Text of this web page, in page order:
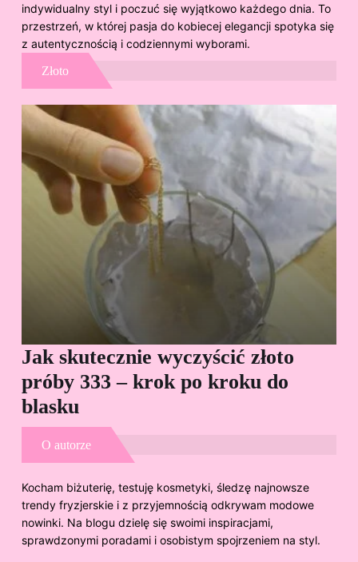
indywidualny styl i poczuć się wyjątkowo każdego dnia. To
przestrzeń, w której pasja do kobiecej elegancji spotyka się
z autentycznością i codziennymi wyborami.
Złoto
Jak skutecznie wyczyścić złoto
próby 333 – krok po kroku do
blasku
O autorze
Kocham biżuterię, testuję kosmetyki, śledzę najnowsze
trendy fryzjerskie i z przyjemnością odkrywam modowe
nowinki. Na blogu dzielę się swoimi inspiracjami,
sprawdzonymi poradami i osobistym spojrzeniem na styl.